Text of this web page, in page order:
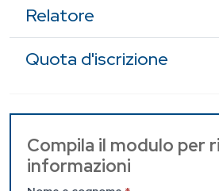
Relatore
Quota d'iscrizione
Contattaci
(Pagina
Compila il modulo per
informazioni